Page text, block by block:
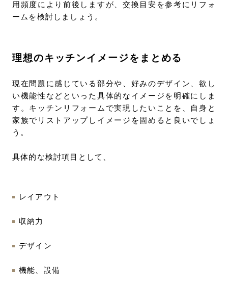
用頻度により前後しますが、交換目安を参考にリフォ
ームを検討しましょう。
理想のキッチンイメージをまとめる
現在問題に感じている部分や、好みのデザイン、欲し
い機能性などといった具体的なイメージを明確にしま
す。キッチンリフォームで実現したいことを、自身と
家族でリストアップしイメージを固めると良いでしょ
う。
具体的な検討項目として、
レイアウト
収納力
デザイン
機能、設備